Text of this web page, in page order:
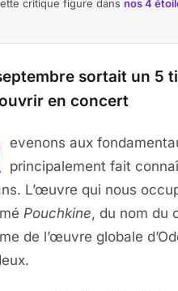
critique figure dans nos 4
sortait un 5
en concert
evenons aux
principalement fait
L’œuvre qui nous
Pouchkine, du nom du
de l’œuvre globale